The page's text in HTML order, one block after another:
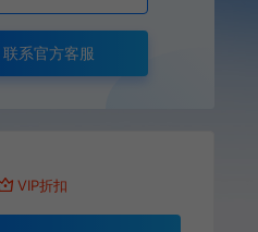
联系官方客服
VIP折扣